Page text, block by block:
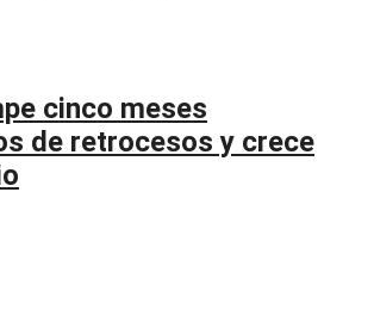
cinco meses
de retrocesos y crece